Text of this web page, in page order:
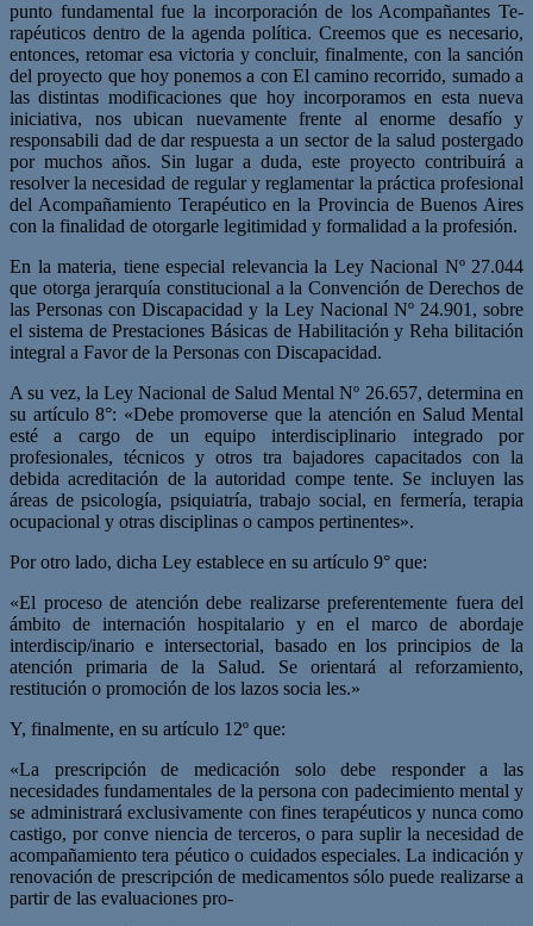
punto fundamental fue la incorporación de los Acompañantes Te­
rapéuticos dentro de la agenda política. Creemos que es necesario,
entonces, retomar esa victoria y concluir, finalmente, con la sanción
del proyecto que hoy ponemos a con­ El camino recorrido, sumado a
las distintas modificaciones que hoy incorporamos en esta nueva
iniciativa, nos ubican nuevamente frente al enorme desafío y
responsabili­ dad de dar respuesta a un sector de la salud postergado
por muchos años. Sin lugar a duda, este proyecto contribuirá a
resolver la necesidad de regular y reglamentar la práctica profesional
del Acompañamiento Terapéutico en la Provincia de Buenos Aires
con la finalidad de otorgarle legitimidad y formalidad a la profesión.
En la materia, tiene especial relevancia la Ley Nacional Nº 27.044
que otorga jerarquía constitucional a la Convención de Derechos de
las Personas con Discapacidad y la Ley Nacional Nº 24.901, sobre
el sistema de Prestaciones Básicas de Habilitación y Reha­ bilitación
integral a Favor de la Personas con Discapacidad.
A su vez, la Ley Nacional de Salud Mental Nº 26.657, determina en
su artículo 8°: «Debe promoverse que la atención en Salud Mental
esté a cargo de un equipo interdisciplinario integrado por
profesionales, técnicos y otros tra­ bajadores capacitados con la
debida acreditación de la autoridad compe­ tente. Se incluyen las
áreas de psicología, psiquiatría, trabajo social, en­ fermería, terapia
ocupacional y otras disciplinas o campos pertinentes».
Por otro lado, dicha Ley establece en su artículo 9° que:
«El proceso de atención debe realizarse preferentemente fuera del
ámbito de internación hospitalario y en el marco de abordaje
interdiscip/inario e intersectorial, basado en los principios de la
atención primaria de la Salud. Se orientará al reforzamiento,
restitución o promoción de los lazos socia­ les.»
Y, finalmente, en su artículo 12º que:
«La prescripción de medicación solo debe responder a las
necesidades fundamentales de la persona con padecimiento mental y
se administrará exclusivamente con fines terapéuticos y nunca como
castigo, por conve­ niencia de terceros, o para suplir la necesidad de
acompañamiento tera­ péutico o cuidados especiales. La indicación y
renovación de prescripción de medicamentos sólo puede realizarse a
partir de las evaluaciones pro-